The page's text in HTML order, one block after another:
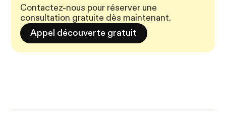
Contactez-nous pour réserver une
consultation gratuite dès maintenant.
Appel découverte gratuit